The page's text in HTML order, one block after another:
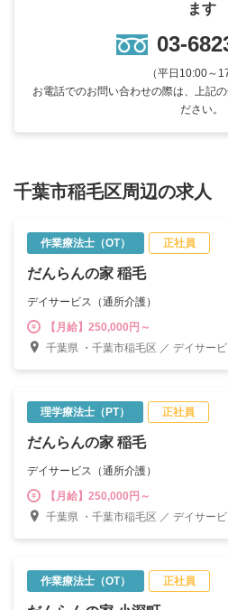
ます
03-
（平日10:00～
お電話でのお問い合わせの際は、上記
ださい。
千葉市稲毛区周辺の求人
作業療法士（OT） 正社員
だんらんの家 稲毛
デイサービス（通所介護）
【月給】250,000円～
千葉県 ・千葉市稲毛区 ／ デイサービ
理学療法士（PT） 正社員
だんらんの家 稲毛
デイサービス（通所介護）
【月給】250,000円～
千葉県 ・千葉市稲毛区 ／ デイサービ
作業療法士（OT） 正社員